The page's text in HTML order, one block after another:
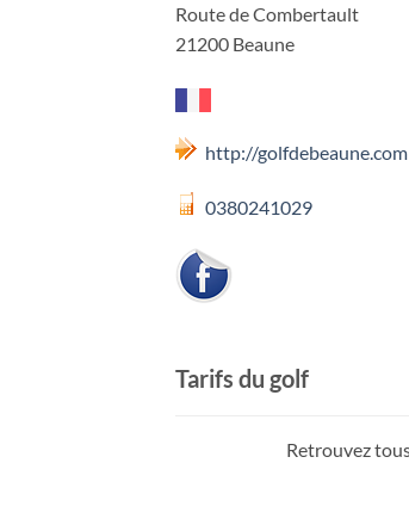
Route de Combertault
21200 Beaune
http://golfdebeaune.com
0380241029
Tarifs du golf
Retrouvez